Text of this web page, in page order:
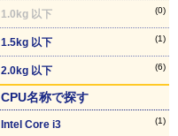
1.0kg 以下 (0)
1.5kg 以下 (1)
2.0kg 以下 (6)
CPU名称で探す
Intel Core i3 (1)